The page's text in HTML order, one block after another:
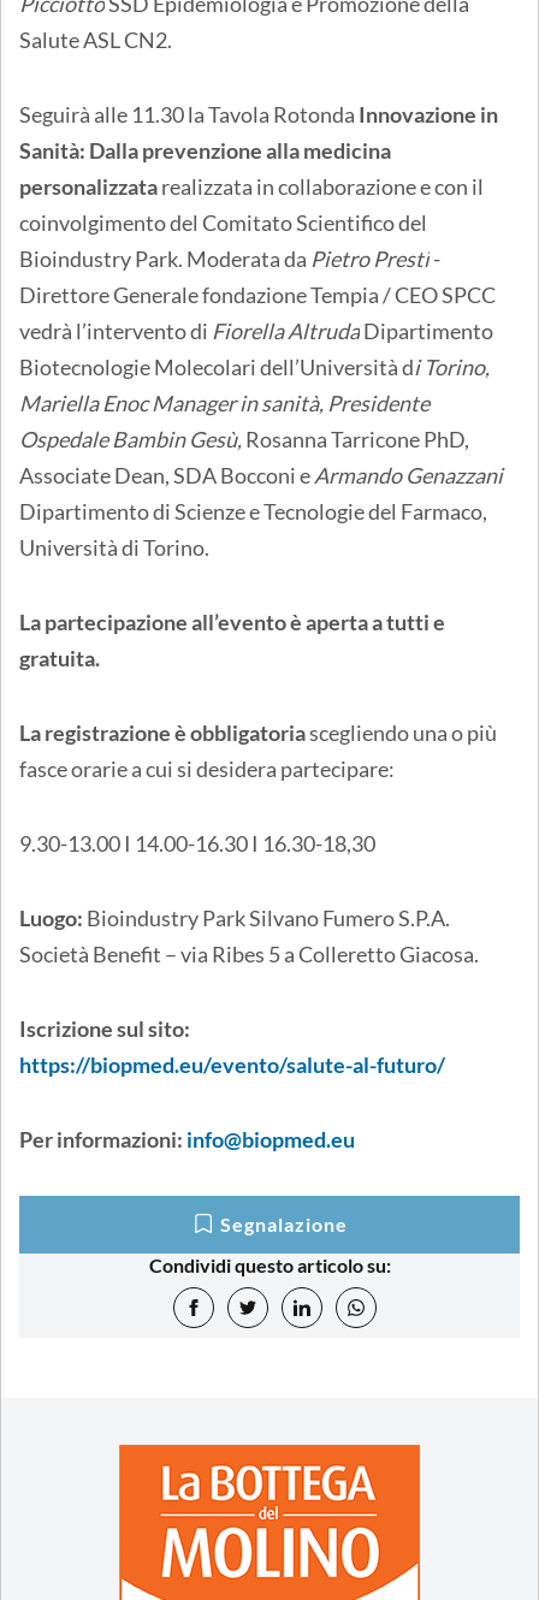
Salute ASL CN2.
Seguirà alle 11.30 la Tavola Rotonda Innovazione in
Sanità: Dalla prevenzione alla medicina
personalizzatarealizzata in collaborazione e con il
coinvolgimento del Comitato Scientifico del
Bioindustry Park. Moderata da Pietro Presti-
Direttore Generale fondazione Tempia / CEO SPCC
vedrà l’intervento di Fiorella AltrudaDipartimento
Biotecnologie Molecolari dell’Università di Torino,
Mariella Enoc Manager in sanità, Presidente
Ospedale Bambin Gesù,Rosanna Tarricone PhD,
Associate Dean, SDA Bocconi eArmando Genazzani
Dipartimento di Scienze e Tecnologie del Farmaco,
Università di Torino.
La partecipazione all’evento è aperta a tutti e
gratuita.
La registrazione è obbligatoriascegliendo una o più
fasce orarie a cui si desidera partecipare:
9.30-13.00 I 14.00-16.30 I 16.30-18,30
Luogo: Bioindustry Park Silvano Fumero S.P.A.
Società Benefit – via Ribes 5 a Colleretto Giacosa.
Iscrizione sul sito:
https://biopmed.eu/evento/salute-al-futuro/
Per informazioni: info@biopmed.eu
Segnalazione
Condividi questo articolo su: